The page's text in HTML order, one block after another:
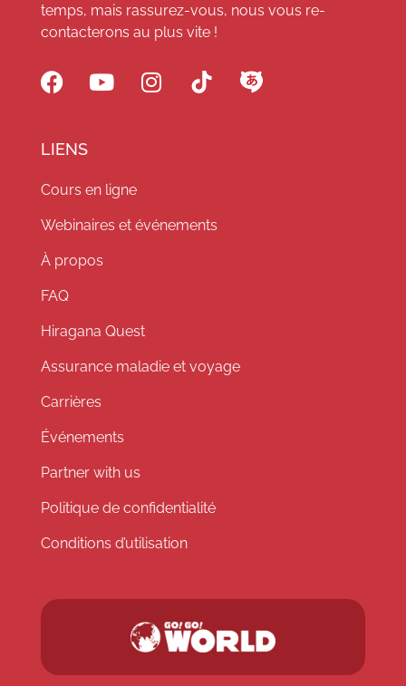
temps, mais rassurez-vous, nous vous re-
contacterons au plus vite !
LIENS
Cours en ligne
Webinaires et événements
À propos
FAQ
Hiragana Quest
Assurance maladie et voyage
Carrières
Événements
Partner with us
Politique de confidentialité
Conditions d’utilisation